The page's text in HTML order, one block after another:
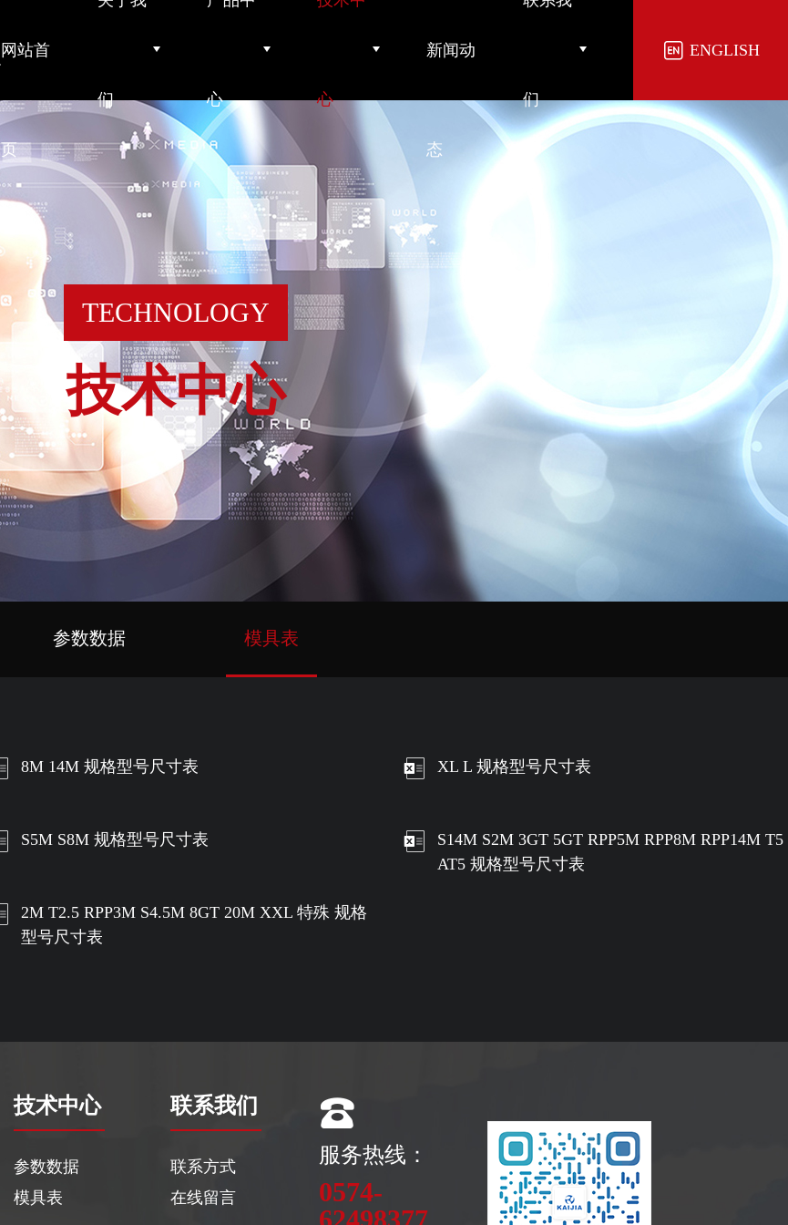
网站首
页
们 心 心
新闻动
态
们
ENGLISH
TECHNOLOGY
技术中心
参数数据 模具表
8M 14M 规格型号尺寸表 XL L 规格型号尺寸表
S5M S8M 规格型号尺寸表
S14M S2M 3GT 5GT RPP5M RPP8M RPP14M T5
AT5 规格型号尺寸表
2M T2.5 RPP3M S4.5M 8GT 20M XXL 特殊 规格
型号尺寸表
技术中心
参数数据
模具表
联系我们
联系方式
在线留言
服务热线：
0574-